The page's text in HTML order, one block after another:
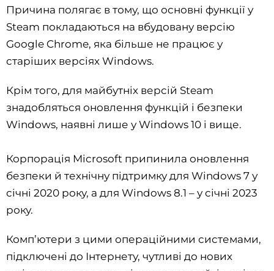
Причина полягає в тому, що основні функції у
Steam покладаються на вбудовану версію
Google Chrome, яка більше не працює у
старіших версіях Windows.
Крім того, для майбутніх версій Steam
знадобляться оновлення функцій і безпеки
Windows, наявні лише у Windows 10 і вище.
Корпорація Microsoft припинила оновлення
безпеки й технічну підтримку для Windows 7 у
січні 2020 року, а для Windows 8.1 – у січні 2023
року.
Комп’ютери з цими операційними системами,
підключені до Інтернету, чутливі до нових